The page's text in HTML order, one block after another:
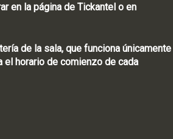
en la página de Tickantel o en
de la sala, que funciona únicamente
horario de comienzo de cada
1950-8565